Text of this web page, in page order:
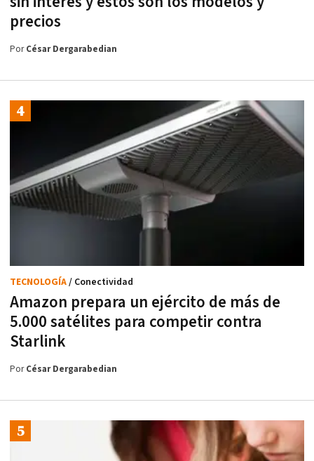
precios
PorCésar Dergarabedian
Amazon prepara un ejército de más de
5.000 satélites para competir contra
Starlink
TECNOLOGÍA/ Conectividad
PorCésar Dergarabedian